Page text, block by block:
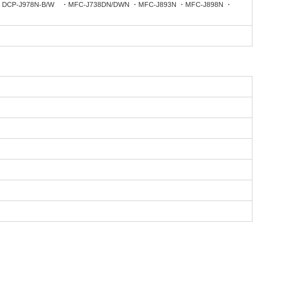
J978N-B/W ・MFC-J738DN/DWN ・MFC-J893N ・MFC-J898N ・